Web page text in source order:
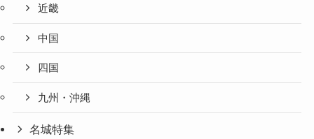
近畿
中国
四国
九州・沖縄
名城特集